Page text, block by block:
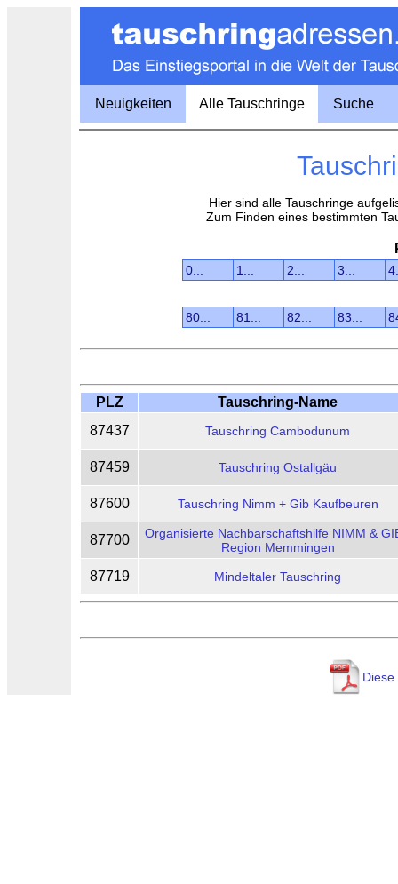
Neuigkeiten Alle Tauschringe Suche
Hier sind alle Tauschringe
Zum Finden eines bestimmten
0... 1... 2... 3...
80... 81... 82... 83...
PLZ
Tauschring-Name
87437
Tauschring Cambodunum
87459 Tauschring Ostallgäu
87600 Tauschring Nimm + Gib Kaufbeuren
87700
Organisierte Nachbarschaftshilfe NIMM &
Region Memmingen
87719 Mindeltaler Tauschring